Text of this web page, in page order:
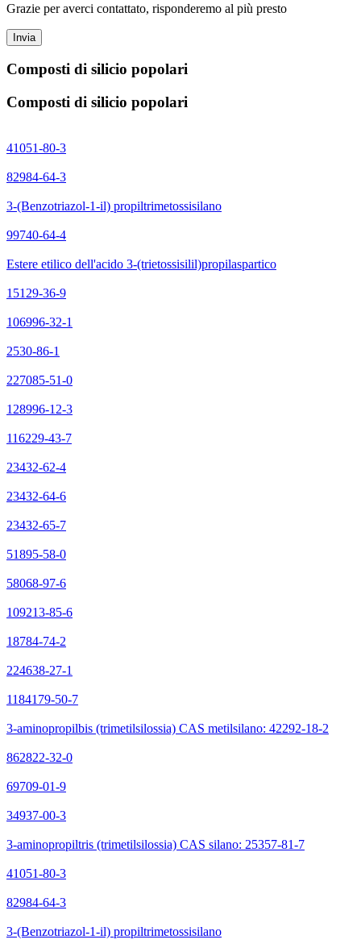
Grazie per averci contattato, risponderemo al più presto
Invia
Composti di silicio popolari
Composti di silicio popolari
41051-80-3
82984-64-3
3-(Benzotriazol-1-il) propiltrimetossisilano
99740-64-4
Estere etilico dell'acido 3-(trietossisilil)propilaspartico
15129-36-9
106996-32-1
2530-86-1
227085-51-0
128996-12-3
116229-43-7
23432-62-4
23432-64-6
23432-65-7
51895-58-0
58068-97-6
109213-85-6
18784-74-2
224638-27-1
1184179-50-7
3-aminopropilbis (trimetilsilossia) CAS metilsilano: 42292-18-2
862822-32-0
69709-01-9
34937-00-3
3-aminopropiltris (trimetilsilossia) CAS silano: 25357-81-7
41051-80-3
82984-64-3
3-(Benzotriazol-1-il) propiltrimetossisilano